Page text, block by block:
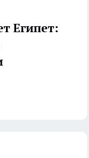
Египет: